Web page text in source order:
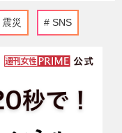
震災 SNS